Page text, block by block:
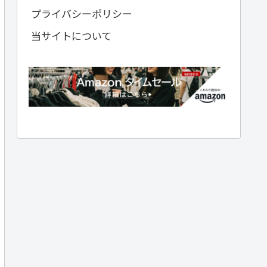
プライバシーポリシー
当サイトについて